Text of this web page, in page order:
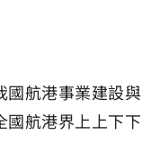
國航港事業建設與
國航港界上上下下